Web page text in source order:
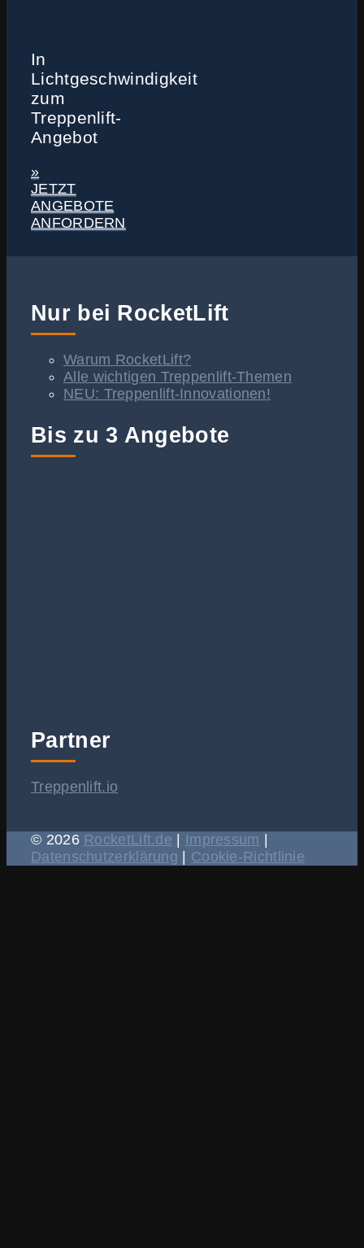
In
Lichtgeschwindigkeit
zum
Treppenlift-
Angebot
»
JETZT
ANGEBOTE
ANFORDERN
Nur bei RocketLift
Warum RocketLift?
Alle wichtigen Treppenlift-Themen
NEU: Treppenlift-Innovationen!
Bis zu 3 Angebote
Partner
Treppenlift.io
© 2026 RocketLift.de Impressum
Datenschutzerklärung
Cookie-Richtlinie